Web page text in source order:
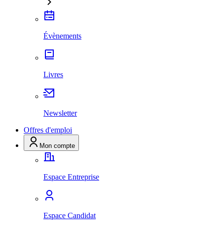
Évènements
Livres
Newsletter
Offres d'emploi
Mon compte
Espace Entreprise
Espace Candidat